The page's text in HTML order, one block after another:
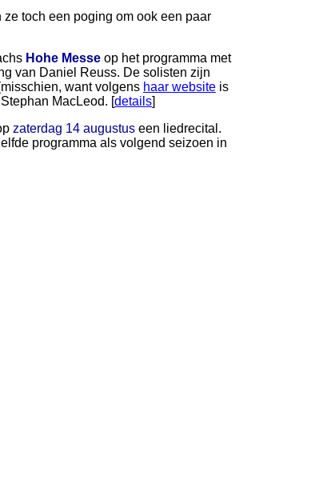
toch een poging om ook een paar
Hohe Messe op het programma met
van Daniel Reuss. De solisten zijn
want volgens haar website is
MacLeod. [details]
zaterdag 14 augustus een liedrecital.
programma als volgend seizoen in